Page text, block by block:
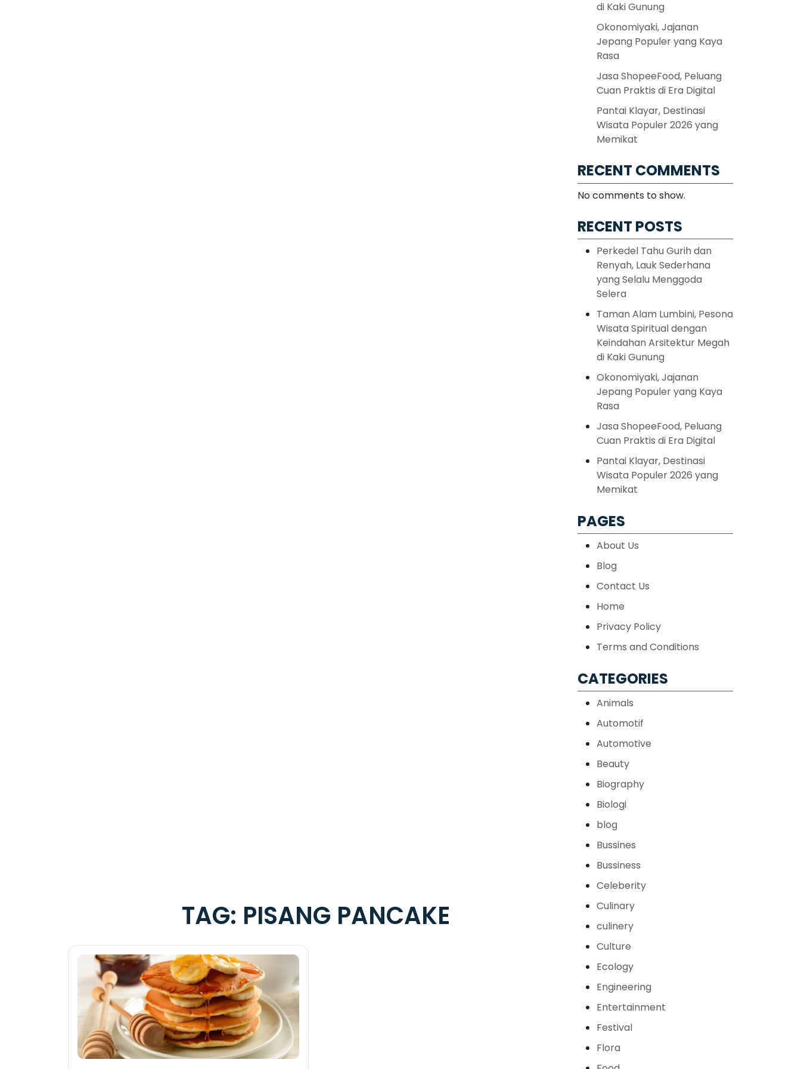
TAG: PISANG PANCAKE
di Kaki Gunung
Okonomiyaki, Jajanan
Jepang Populer yang Kaya
Rasa
Jasa ShopeeFood, Peluang
Cuan Praktis di Era Digital
Pantai Klayar, Destinasi
Wisata Populer 2026 yang
Memikat
RECENT COMMENTS
No comments to show.
RECENT POSTS
Perkedel Tahu Gurih dan
Renyah, Lauk Sederhana
yang Selalu Menggoda
Selera
Taman Alam Lumbini, Pesona
Wisata Spiritual dengan
Keindahan Arsitektur Megah
di Kaki Gunung
Okonomiyaki, Jajanan
Jepang Populer yang Kaya
Rasa
Jasa ShopeeFood, Peluang
Cuan Praktis di Era Digital
Pantai Klayar, Destinasi
Wisata Populer 2026 yang
Memikat
PAGES
About Us
Blog
Contact Us
Home
Privacy Policy
Terms and Conditions
CATEGORIES
Animals
Automotif
Automotive
Beauty
Biography
Biologi
blog
Bussines
Bussiness
Celeberity
Culinary
culinery
Culture
Ecology
Engineering
Entertainment
Festival
Flora